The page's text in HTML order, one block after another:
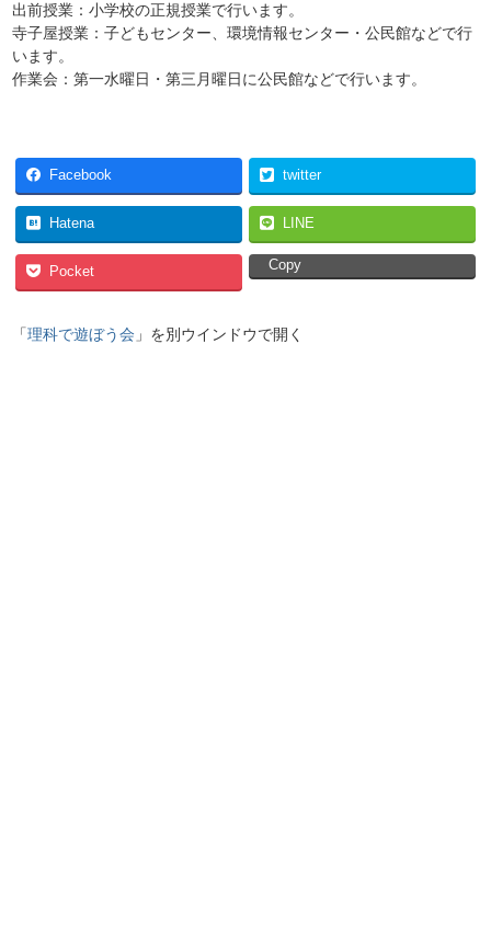
出前授業：小学校の正規授業で行います。
寺子屋授業：子どもセンター、環境情報センター・公民館などで行
います。
作業会：第一水曜日・第三月曜日に公民館などで行います。
Facebook twitter
Hatena LINE
Pocket Copy
「理科で遊ぼう会 」を別ウインドウで開く